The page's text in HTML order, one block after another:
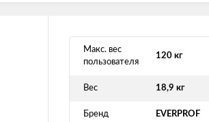
Макс. вес
пользователя
120 кг
Вес 18,9 кг
Бренд EVERPROF